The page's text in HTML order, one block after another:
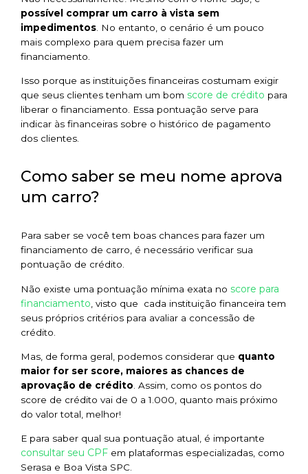
possível
comprar um carro à vista sem
impedimentos . No entanto, o cenário é um pouco
mais complexo para quem precisa fazer um
financiamento.
Isso porque as instituições financeiras costumam exigir
que seus clientes tenham um bom score de crédito para
liberar o financiamento. Essa pontuação serve para
indicar às financeiras sobre o histórico de pagamento
dos clientes.
Como saber se meu nome aprova
um carro?
Para saber se você tem boas chances para fazer um
financiamento de carro, é necessário verificar sua
pontuação de crédito.
Não existe uma pontuação mínima exata no score para
financiamento , visto que cada instituição financeira tem
seus próprios critérios para avaliar a concessão de
crédito.
Mas, de forma geral, podemos considerar que quanto
maior for ser score, maiores as chances de
aprovação de crédito . Assim, como os pontos do
score de crédito vai de 0 a 1.000, quanto mais próximo
do valor total, melhor!
E para saber qual sua pontuação atual, é importante
consultar seu CPF em plataformas especializadas, como
Serasa e Boa Vista SPC.